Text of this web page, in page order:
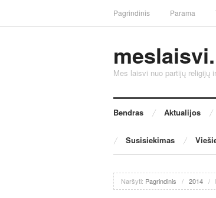
Pagrindinis Parama
Mes laisvi nuo partijų religijų
Bendras Aktualijos
Susisiekimas
Naršyti: Pagrindinis / 2014 /